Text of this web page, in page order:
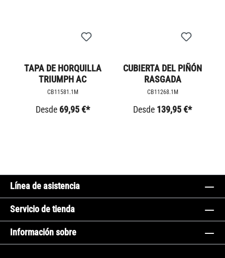
TAPA DE HORQUILLA
TRIUMPH AC
CB11581.1M
Desde 69,95 €*
CUBIERTA DEL PIÑÓN
RASGADA
CB11268.1M
Desde 139,95 €*
Línea de asistencia
Servicio de tienda
Información sobre